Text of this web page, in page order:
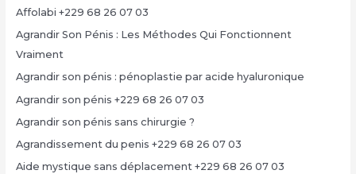
Affolabi +229 68 26 07 03
Agrandir Son Pénis : Les Méthodes Qui Fonctionnent
Vraiment
Agrandir son pénis : pénoplastie par acide hyaluronique
Agrandir son pénis +229 68 26 07 03
Agrandir son pénis sans chirurgie ?
Agrandissement du penis +229 68 26 07 03
Aide mystique sans déplacement +229 68 26 07 03